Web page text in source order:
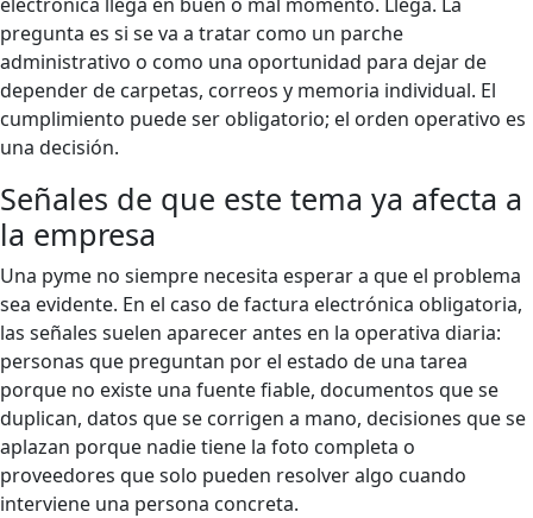
pregunta es si se va a tratar como un parche
administrativo o como una oportunidad para dejar de
depender de carpetas, correos y memoria individual. El
cumplimiento puede ser obligatorio; el orden operativo es
una decisión.
Señales de que este tema ya afecta a
la empresa
Una pyme no siempre necesita esperar a que el problema
sea evidente. En el caso de factura electrónica obligatoria,
las señales suelen aparecer antes en la operativa diaria:
personas que preguntan por el estado de una tarea
porque no existe una fuente fiable, documentos que se
duplican, datos que se corrigen a mano, decisiones que se
aplazan porque nadie tiene la foto completa o
proveedores que solo pueden resolver algo cuando
interviene una persona concreta.